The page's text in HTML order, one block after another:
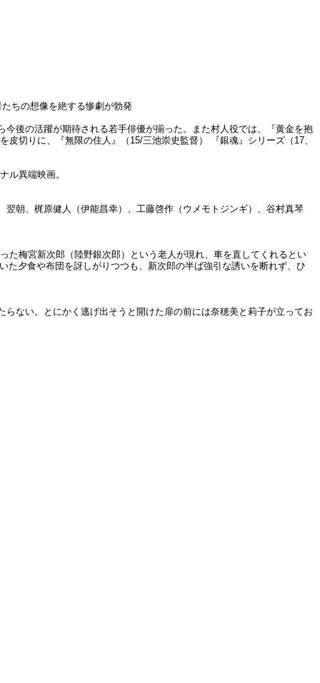
ちの想像を絶する惨劇が勃発
後の活躍が期待される若手俳優が揃った。また村人役では、『黄金を抱
切りに、『無限の住人』（15/三池崇史監督） 『銀魂』シリーズ（17、
ル異端映画。
朝、梶原健人（伊能昌幸）、工藤啓作（ウメモトジンギ）、谷村真琴
梅宮新次郎（陸野銀次郎）という老人が現れ、車を直してくれるとい
た夕食や布団を訝しがりつつも、新次郎の半ば強引な誘いを断れず、ひ
ない。とにかく逃げ出そうと開けた扉の前には奈穂美と莉子が立ってお